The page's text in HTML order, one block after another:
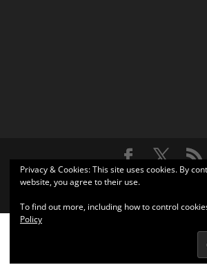
Σχεδιάστηκε απόElegant Themes
Privacy & Cookies: This site uses cookies. By
website, you agree to their use.
To find out more, including how to control
Policy